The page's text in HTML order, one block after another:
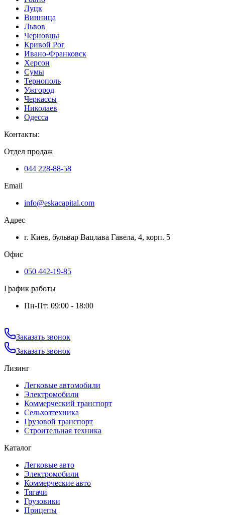
Луцк
Винница
Львов
Черновцы
Кривой Рог
Ивано-Франковск
Херсон
Сумы
Тернополь
Ужгород
Черкассы
Николаев
Одесса
Контакты:
Отдел продаж
044 228-88-58
Email
info@eskacapital.com
Адрес
г. Киев, бульвар Вацлава Гавела, 4, корп. 5
Офис
050 442-19-85
График работы
Пн-Пт: 09:00 - 18:00
Заказать звонок
Заказать звонок
Лизинг
Легковые автомобили
Электромобили
Коммерческий транспорт
Сельхозтехника
Грузовой транспорт
Строительная техника
Каталог
Легковые авто
Электромобили
Коммерческие авто
Тягачи
Грузовики
Прицепы